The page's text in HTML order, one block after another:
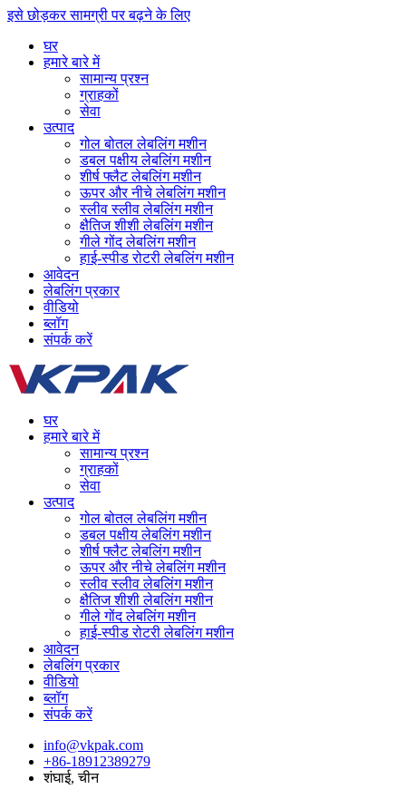
इसे छोड़कर सामग्री पर बढ़ने के लिए
घर
हमारे बारे में
सामान्य प्रश्न
ग्राहकों
सेवा
उत्पाद
गोल बोतल लेबलिंग मशीन
डबल पक्षीय लेबलिंग मशीन
शीर्ष फ्लैट लेबलिंग मशीन
ऊपर और नीचे लेबलिंग मशीन
स्लीव स्लीव लेबलिंग मशीन
क्षैतिज शीशी लेबलिंग मशीन
गीले गोंद लेबलिंग मशीन
हाई-स्पीड रोटरी लेबलिंग मशीन
आवेदन
लेबलिंग प्रकार
वीडियो
ब्लॉग
संपर्क करें
घर
हमारे बारे में
सामान्य प्रश्न
ग्राहकों
सेवा
उत्पाद
गोल बोतल लेबलिंग मशीन
डबल पक्षीय लेबलिंग मशीन
शीर्ष फ्लैट लेबलिंग मशीन
ऊपर और नीचे लेबलिंग मशीन
स्लीव स्लीव लेबलिंग मशीन
क्षैतिज शीशी लेबलिंग मशीन
गीले गोंद लेबलिंग मशीन
हाई-स्पीड रोटरी लेबलिंग मशीन
आवेदन
लेबलिंग प्रकार
वीडियो
ब्लॉग
संपर्क करें
info@vkpak.com
+86-18912389279
शंघाई, चीन